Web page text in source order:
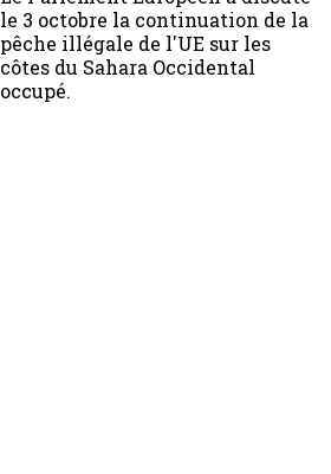
le 3 octobre la continuation de la
pêche illégale de l'UE sur les
côtes du Sahara Occidental
occupé.